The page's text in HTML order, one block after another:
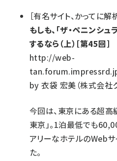
［有名サイト、かってに解
もしも、「ザ・ペニンシュ
するなら（上）［第45回］
http://web-
by衣袋 宏美（株式会社
今回は、東京にある超高
東京」。1泊最低でも
アリーなホテルのWebサ
た。